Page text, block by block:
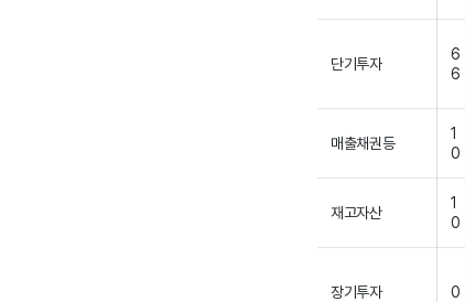
단기투자
6
6
매출채권등
1
0
재고자산
1
0
장기투자 0